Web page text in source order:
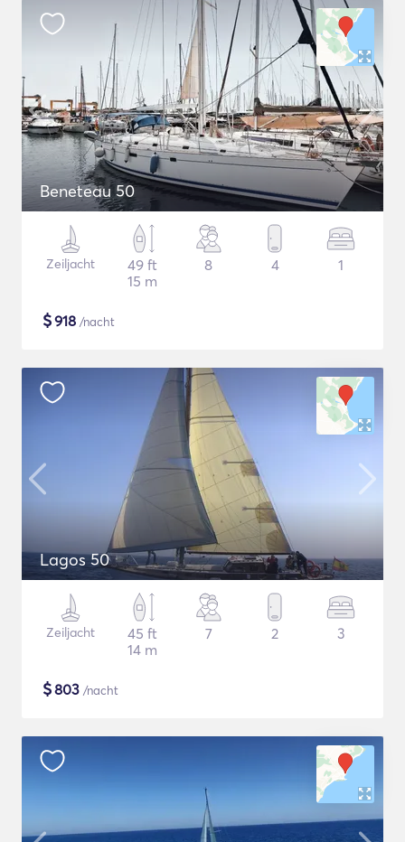
Beneteau 50
Zeiljacht
49 ft
15 m
8 4 1
$918 /nacht
Lagos 50
Zeiljacht
45 ft
14 m
7 2 3
$803 /nacht